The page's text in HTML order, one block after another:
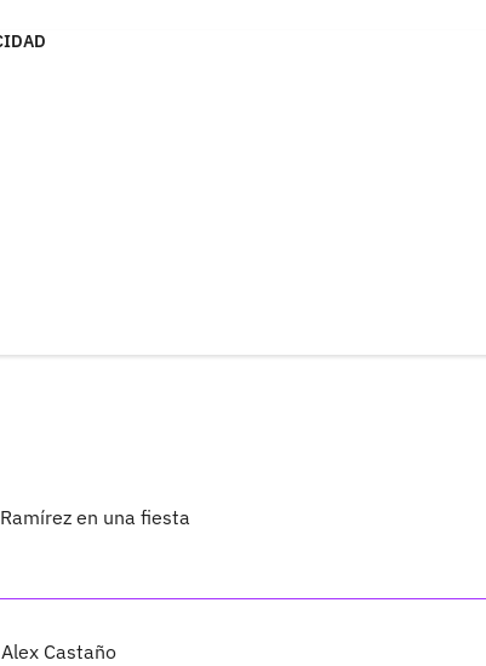
en una fiesta
Castaño